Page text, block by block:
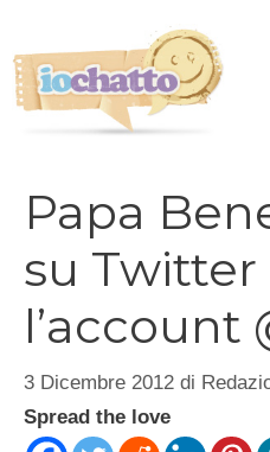
contenuto
Papa
su Twitter
l’account
3 Dicembre 2012 di
Spread the love